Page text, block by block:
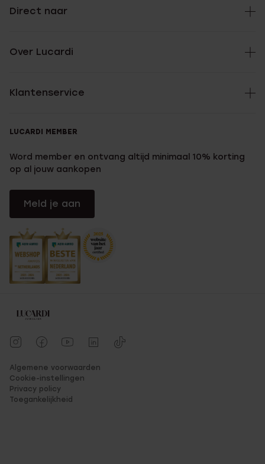
Direct naar
Over Lucardi
Klantenservice
LUCARDI MEMBER
Word member en ontvang altijd minimaal 10% korting
op al jouw aankopen
Meld je aan
Algemene voorwaarden
Cookie-instellingen
Privacy policy
Toegankelijkheid